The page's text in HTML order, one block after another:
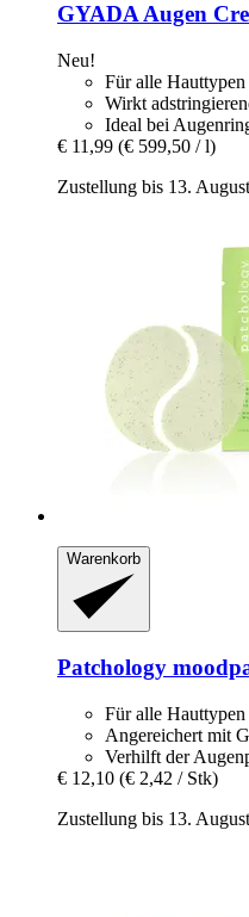
GYADA Augen
Neu!
Für alle Hauttypen
Wirkt
Ideal bei
€ 11,99 (€ 599,50 / l)
Zustellung bis 13. August
Warenkorb
Patchology
Für alle Hauttypen
Angereichert mit
Verhilft der
€ 12,10 (€ 2,42 / Stk)
Zustellung bis 13. August